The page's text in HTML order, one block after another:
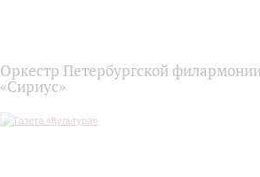
Оркестр Петербургской
«Сириус»